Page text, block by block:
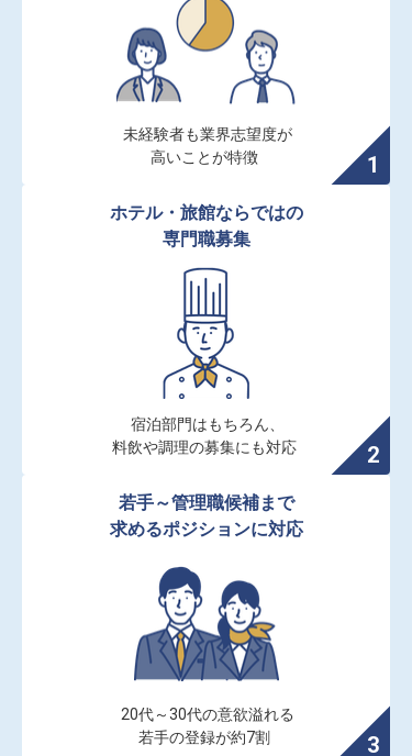
未経験者も業界志望度が
高いことが特徴
ホテル・旅館ならではの
専門職募集
宿泊部門はもちろん、
料飲や調理の募集にも対応
若手～管理職候補まで
求めるポジションに対応
20代～30代の意欲溢れる
若手の登録が約7割